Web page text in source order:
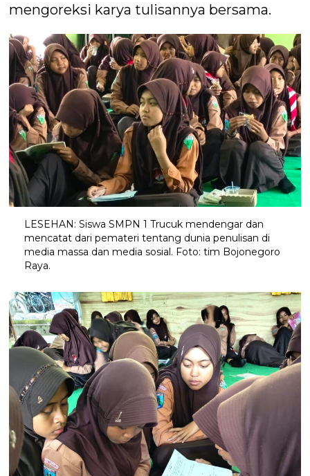
mengoreksi karya tulisannya bersama.
LESEHAN: Siswa SMPN 1 Trucuk mendengar dan
mencatat dari pemateri tentang dunia penulisan di
media massa dan media sosial. Foto: tim Bojonegoro
Raya.